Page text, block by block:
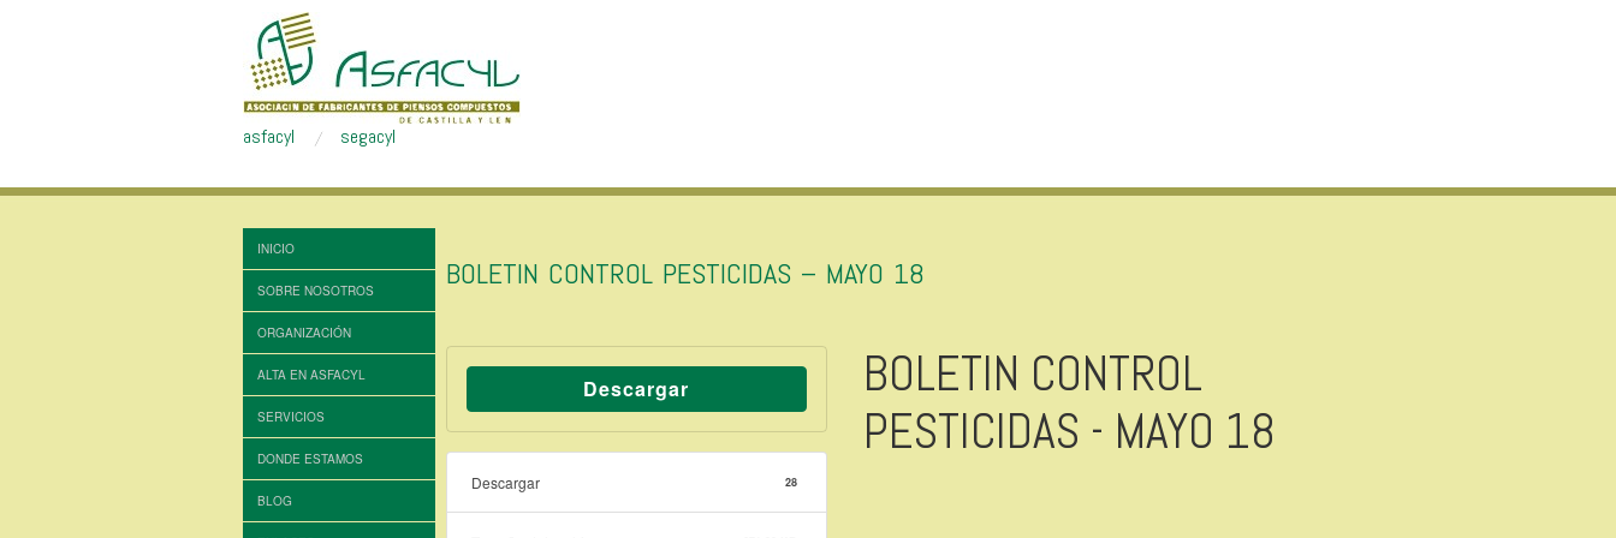
asfacyl segacyl
INICIO
SOBRE NOSOTROS
ORGANIZACIÓN
ALTA EN ASFACYL
SERVICIOS
DONDE ESTAMOS
BLOG
BOLETIN CONTROL PESTICIDAS – MAYO 18
Descargar
Descargar 28
BOLETIN CONTROL
PESTICIDAS - MAYO 18